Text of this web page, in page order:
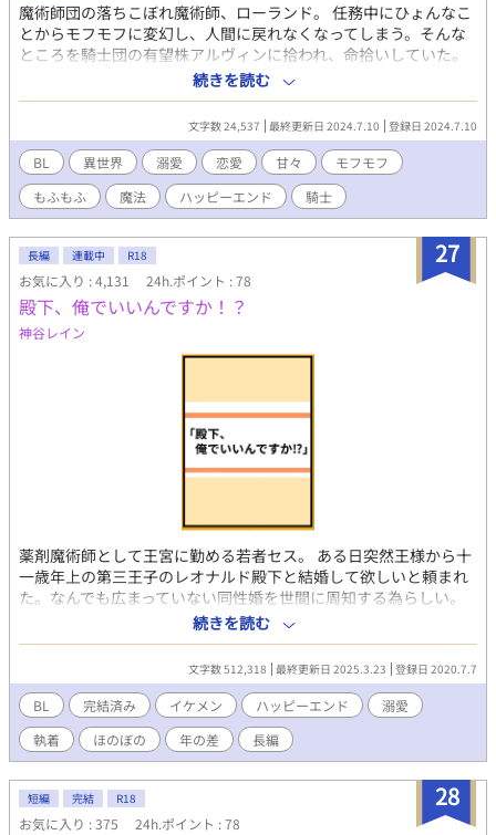
魔術師団の落ちこぼれ魔術師、ローランド。 任務中にひょんなこ
とからモフモフに変幻し、人間に戻れなくなってしまう。そんな
ところを騎士団の有望株アルヴィンに拾われ、命拾いしていた。
快適なペット生活を満喫する中、実はアルヴィンが自分を好きだ
と知る。 アルヴィンから語られる自分への愛に、ローランドは戸
惑うものの——？ 24000字程度の短編です。 ※BL（ボーイズラ
ブ）作品です。 この作品は小説家になろうさんでも公開します。
続きを読む
文字数 24,537 最終更新日 2024.7.10 登録日 2024.7.10
BL 異世界 溺愛 恋愛 甘々
モフモフ
もふもふ
魔法 ハッピーエンド 騎士
27
長編 連載中 R18
お気に入り : 4,131 24h.ポイント : 78
殿下、俺でいいんですか！？
神谷レイン
薬剤魔術師として王宮に勤める若者セス。 ある日突然王様から十
一歳年上の第三王子のレオナルド殿下と結婚して欲しいと頼まれ
た。なんでも広まっていない同性婚を世間に周知する為らしい。
でも、どうして俺なの！？ レオナルド殿下って、美丈夫じゃ
ん！ 俺みたいなのじゃ見劣りするよ！ そう思いつつも、当の本
人レオナルドに他の人に変えてもらうように頼むが、ほだされて
形式上の結婚を結ぶことに。 困惑しっぱなしのセスに待っている
未来は？！ 小説家になろうでも同時掲載しています。
https://novel18.syosetu.com/n8355gi/
続きを読む
文字数 512,318 最終更新日 2025.3.23 登録日 2020.7.7
BL 完結済み イケメン ハッピーエンド
溺愛
執着
ほのぼの 年の差 長編
28
短編 完結 R18
お気に入り : 375 24h.ポイント : 78